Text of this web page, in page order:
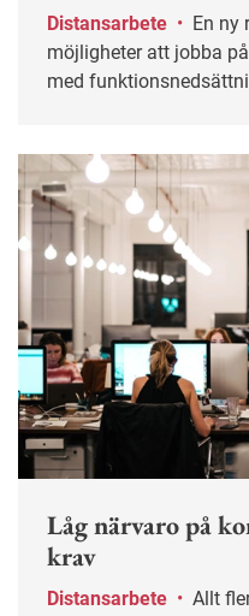
Distansarbete •
möjligheter att jobba
med
Låg närvaro på
krav
Distansarbete •